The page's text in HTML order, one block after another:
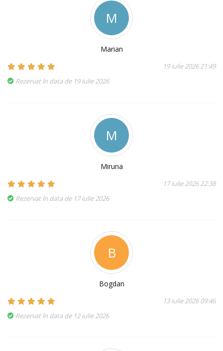
M
Marian
19 iulie 2026 21:49
Rezervat în data de 19 iulie 2026
M
Miruna
17 iulie 2026 22:38
Rezervat în data de 17 iulie 2026
B
Bogdan
13 iulie 2026 09:46
Rezervat în data de 12 iulie 2026